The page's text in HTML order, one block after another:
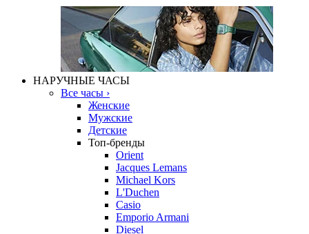
НАРУЧНЫЕ ЧАСЫ
Все часы ›
Женские
Мужские
Детские
Топ-бренды
Orient
Jacques Lemans
Michael Kors
L'Duchen
Casio
Emporio Armani
Diesel